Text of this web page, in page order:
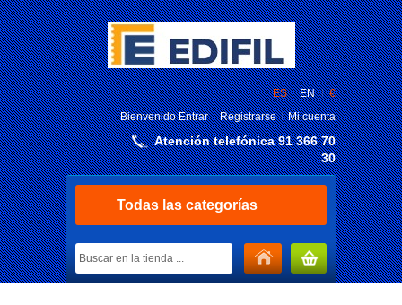
€
ES
EN
BienvenidoEntrar Registrarse Mi cuenta
Atención telefónica 91 366 70
30
Todas las categorías
MI CARRITO